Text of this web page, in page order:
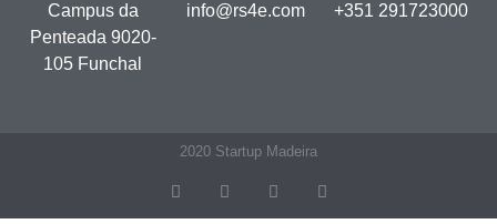
Campus da
Penteada 9020-
105 Funchal
info@rs4e.com +351 291723000
2020 Startup Madeira